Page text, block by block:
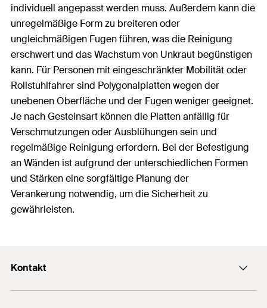
individuell angepasst werden muss. Außerdem kann die
unregelmäßige Form zu breiteren oder
ungleichmäßigen Fugen führen, was die Reinigung
erschwert und das Wachstum von Unkraut begünstigen
kann. Für Personen mit eingeschränkter Mobilität oder
Rollstuhlfahrer sind Polygonalplatten wegen der
unebenen Oberfläche und der Fugen weniger geeignet.
Je nach Gesteinsart können die Platten anfällig für
Verschmutzungen oder Ausblühungen sein und
regelmäßige Reinigung erfordern. Bei der Befestigung
an Wänden ist aufgrund der unterschiedlichen Formen
und Stärken eine sorgfältige Planung der
Verankerung notwendig, um die Sicherheit zu
gewährleisten.
Kontakt